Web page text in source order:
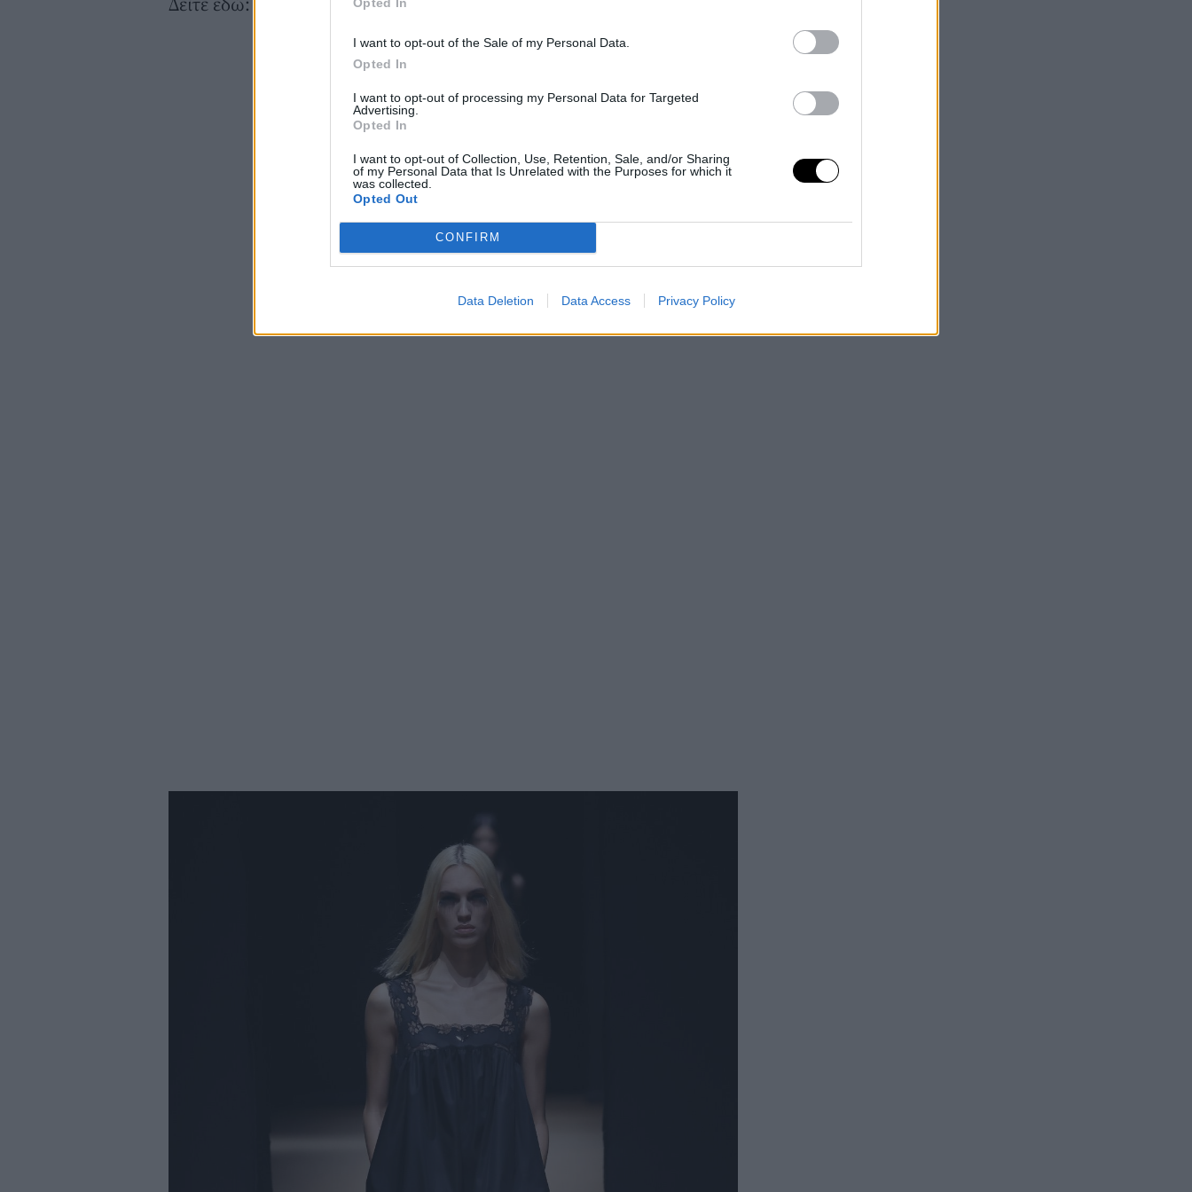
I want to opt-out of the Sale of my Personal Data.
Opted In
I want to opt-out of processing my Personal Data for Targeted
Advertising.
Opted In
I want to opt-out of Collection, Use, Retention, Sale, and/or Sharing
of my Personal Data that Is Unrelated with the Purposes for which it
was collected.
Opted Out
CONFIRM
Data Deletion Data Access Privacy Policy